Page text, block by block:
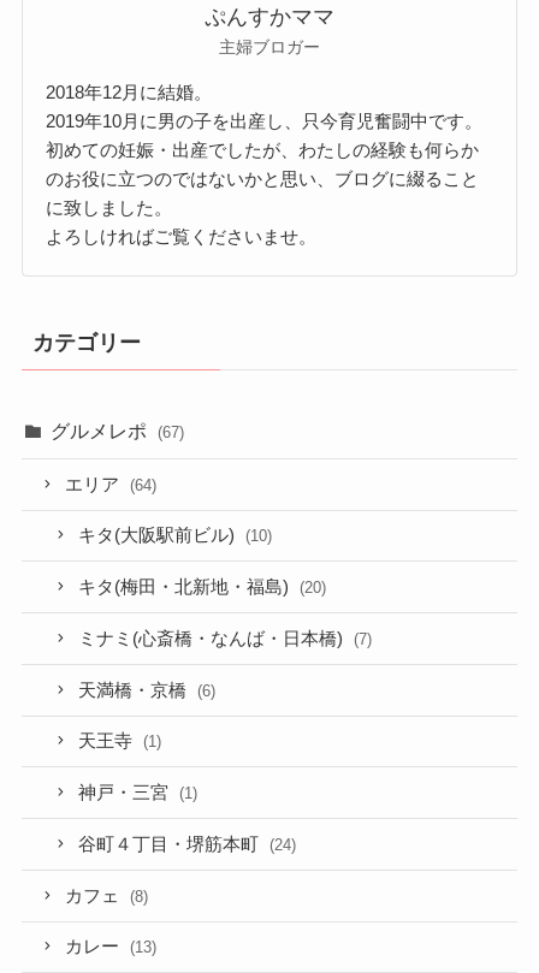
ぷんすかママ
主婦ブロガー
2018年12月に結婚。
2019年10月に男の子を出産し、只今育児奮闘中です。
初めての妊娠・出産でしたが、わたしの経験も何らか
のお役に立つのではないかと思い、ブログに綴ること
に致しました。
よろしければご覧くださいませ。
カテゴリー
グルメレポ (67)
エリア (64)
キタ(大阪駅前ビル) (10)
キタ(梅田・北新地・福島) (20)
ミナミ(心斎橋・なんば・日本橋) (7)
天満橋・京橋 (6)
天王寺 (1)
神戸・三宮 (1)
谷町４丁目・堺筋本町 (24)
カフェ (8)
カレー (13)